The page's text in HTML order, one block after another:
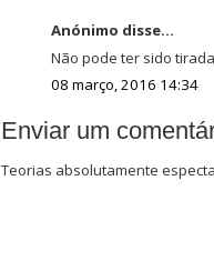
Anónimo disse...
Não pode ter sido
08 março, 2016 14:34
Enviar um
Teorias absolutamente